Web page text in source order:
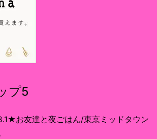
プ5
お友達と夜ごはん/東京ミッドタウン